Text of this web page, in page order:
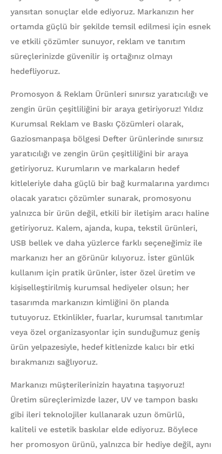
yansıtan sonuçlar elde ediyoruz. Markanızın her
ortamda güçlü bir şekilde temsil edilmesi için esnek
ve etkili çözümler sunuyor, reklam ve tanıtım
süreçlerinizde güvenilir iş ortağınız olmayı
hedefliyoruz.
Promosyon & Reklam Ürünleri sınırsız yaratıcılığı ve
zengin ürün çeşitliliğini bir araya getiriyoruz! Yıldız
Kurumsal Reklam ve Baskı Çözümleri olarak,
Gaziosmanpaşa bölgesi Defter ürünlerinde sınırsız
yaratıcılığı ve zengin ürün çeşitliliğini bir araya
getiriyoruz. Kurumların ve markaların hedef
kitleleriyle daha güçlü bir bağ kurmalarına yardımcı
olacak yaratıcı çözümler sunarak, promosyonu
yalnızca bir ürün değil, etkili bir iletişim aracı haline
getiriyoruz. Kalem, ajanda, kupa, tekstil ürünleri,
USB bellek ve daha yüzlerce farklı seçeneğimiz ile
markanızı her an görünür kılıyoruz. İster günlük
kullanım için pratik ürünler, ister özel üretim ve
kişiselleştirilmiş kurumsal hediyeler olsun; her
tasarımda markanızın kimliğini ön planda
tutuyoruz. Etkinlikler, fuarlar, kurumsal tanıtımlar
veya özel organizasyonlar için sunduğumuz geniş
ürün yelpazesiyle, hedef kitlenizde kalıcı bir etki
bırakmanızı sağlıyoruz.
Markanızı müşterilerinizin hayatına taşıyoruz!
Üretim süreçlerimizde lazer, UV ve tampon baskı
gibi ileri teknolojiler kullanarak uzun ömürlü,
kaliteli ve estetik baskılar elde ediyoruz. Böylece
her promosyon ürünü, yalnızca bir hediye değil, aynı